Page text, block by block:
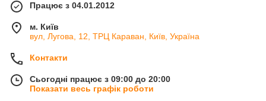
Працює з 04.01.2012
м. Київ
вул, Лугова, 12, ТРЦ Караван, Київ, Україна
Контакти
Сьогодні працює з 09:00 до 20:00
Показати весь графік роботи